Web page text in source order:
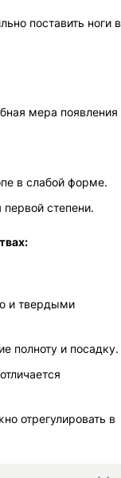
поставить ноги в
мера появления
в слабой форме.
степени.
и твердыми
полноту и посадку.
отрегулировать в